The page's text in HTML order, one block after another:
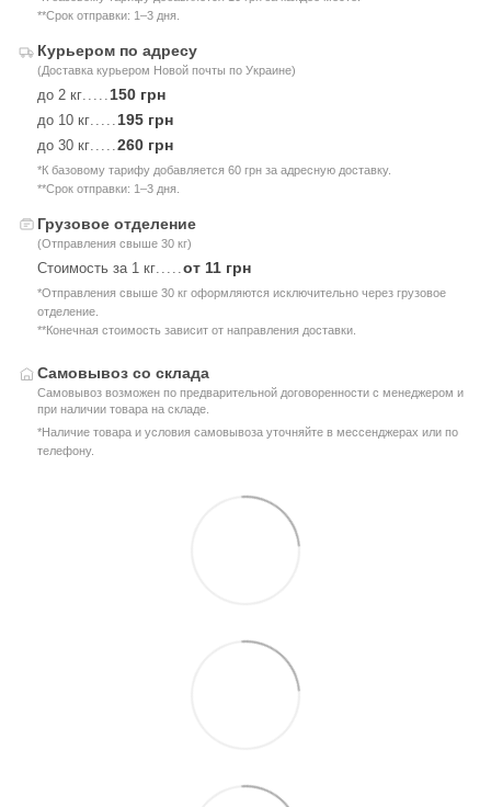
**Срок отправки: 1–3 дня.
Курьером по адресу
(Доставка курьером Новой почты по Украине)
до 2 кг 150 грн
до 10 кг 195 грн
до 30 кг 260 грн
*К базовому тарифу добавляется 60 грн за адресную доставку.
**Срок отправки: 1–3 дня.
Грузовое отделение
(Отправления свыше 30 кг)
Стоимость за 1 кг от 11 грн
*Отправления свыше 30 кг оформляются исключительно через грузовое
отделение.
**Конечная стоимость зависит от направления доставки.
Самовывоз со склада
Самовывоз возможен по предварительной договоренности с менеджером и
при наличии товара на складе.
*Наличие товара и условия самовывоза уточняйте в мессенджерах или по
телефону.